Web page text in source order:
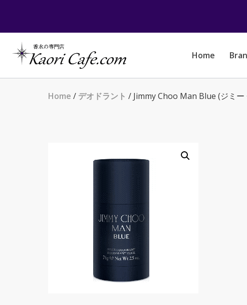
content
Home
Home / デオドラント / Jimmy Choo Man Blue (ジミ